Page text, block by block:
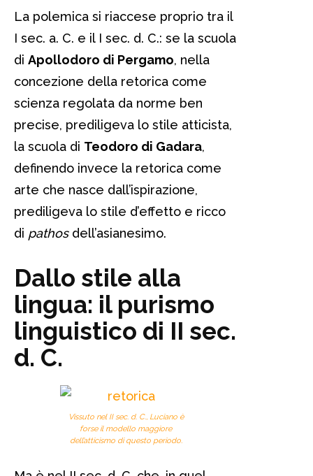
La polemica si riaccese proprio tra il
I sec. a. C. e il I sec. d. C.: se la scuola
di Apollodoro di Pergamo, nella
concezione della retorica come
scienza regolata da norme ben
precise, prediligeva lo stile atticista,
la scuola di Teodoro di Gadara,
definendo invece la retorica come
arte che nasce dall’ispirazione,
prediligeva lo stile d’effetto e ricco
di pathosdell’asianesimo.
Dallo stile alla
lingua: il purismo
linguistico di II sec.
d. C.
Vissuto nel II sec. d. C., Lucianoè
forse il modello maggiore
dell’atticismo di questo periodo.